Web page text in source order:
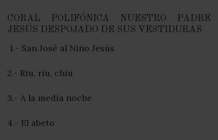
CORAL POLIFÓNICA NUESTRO PADRE
JESÚS DESPOJADO DE SUS VESTIDURAS
1.- San José al Niño Jesús
2.- Riu, riu, chiu
3.- A la media noche
4.- El abeto